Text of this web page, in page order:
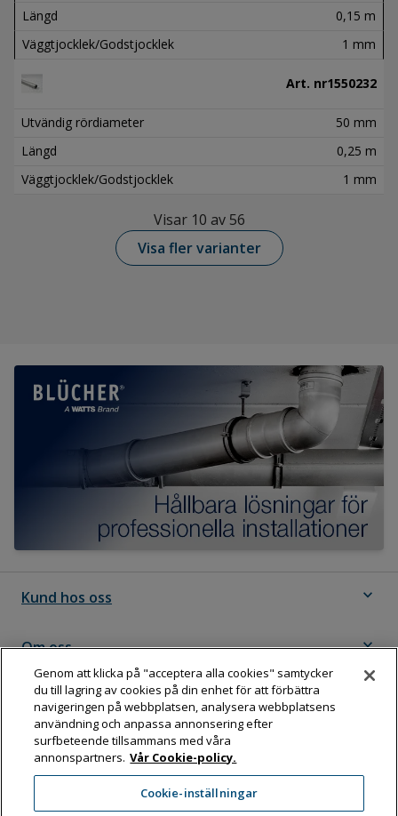
Längd
0,15 m
Väggtjocklek/Godstjocklek
1 mm
Art. nr1550232
Utvändig rördiameter
50 mm
Längd
0,25 m
Väggtjocklek/Godstjocklek
1 mm
Visar 10 av 56
Visa fler varianter
Kund hos oss expand_more
Om oss expand_more
Följ Dahl
Dahl Sverige AB
Box 11076, 161 11 BROMMA
Genom att klicka på "acceptera alla cookies" samtycker
du till lagring av cookies på din enhet för att förbättra
navigeringen på webbplatsen, analysera webbplatsens
användning och anpassa annonsering efter
surfbeteende tillsammans med våra
annonspartners. Vår Cookie-policy.
Cookie-inställningar